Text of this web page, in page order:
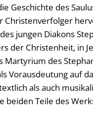
Geschichte des
Christenverfolger
jungen Diakons
der Christenheit, in
Martyrium des
Vorausdeutung auf
als auch
beiden Teile des